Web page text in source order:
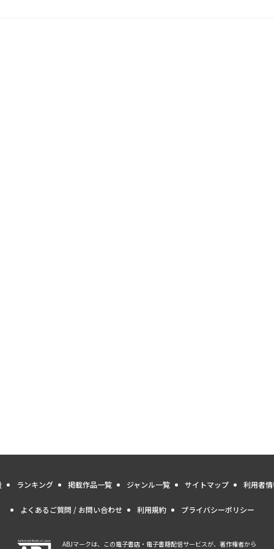
ランキング 掲載作品一覧 ジャンル一覧 サイトマップ 利用者
よくあるご質問 / お問い合わせ 利用規約 プライバシーポリシー
ABJマークは、この電子書店・電子書籍配信サービスが、著作権者から